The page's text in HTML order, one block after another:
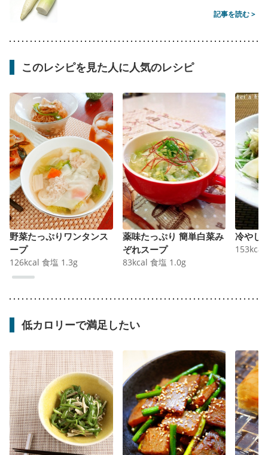
記事を読む >
このレシピを見た人に人気のレシピ
野菜たっぷりワンタンス
ープ
126kcal 食塩 1.3g
薬味たっぷり 簡単白菜み
ぞれスープ
83kcal 食塩 1.0g
冷やし
153kcal
低カロリーで満足したい